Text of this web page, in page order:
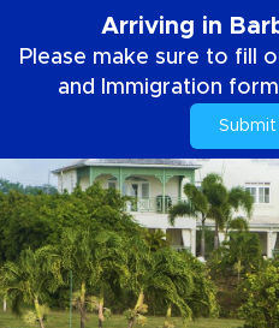
Arriving in
Please make sure to fill
and Immigration
Submit